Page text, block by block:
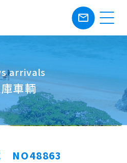
mail_outline
arrivals
車輌
NO48863